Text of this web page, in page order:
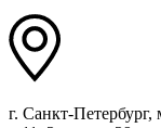
г. Санкт-